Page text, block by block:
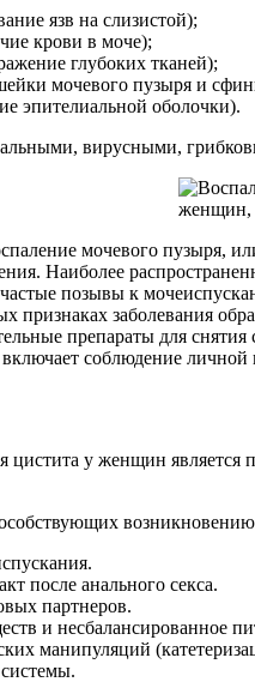
язв на слизистой);
крови в моче);
глубоких тканей);
мочевого пузыря и
эпителиальной оболочки).
вирусными,
мочевого пузыря,
Наиболее
позывы к
признаках заболевания
препараты для
соблюдение
у женщин является
после анального секса.
партнеров.
и несбалансированное
манипуляций